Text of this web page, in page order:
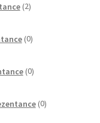
2izdelka
0izdelkov
0izdelkov
0izdelkov